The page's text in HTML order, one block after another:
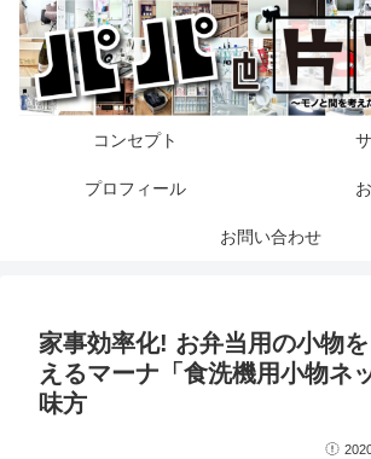
コンセプト
プロフィール
お問い合わせ
家事効率化! お弁当用の小物
えるマーナ「食洗機用小物ネ
味方